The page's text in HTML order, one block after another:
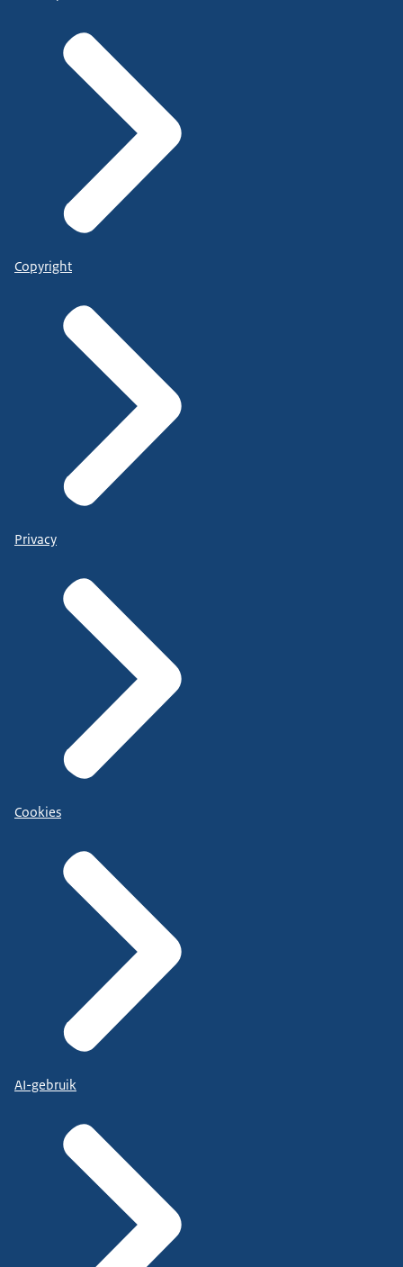
Copyright
Privacy
Cookies
AI-gebruik